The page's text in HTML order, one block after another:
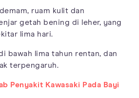
ruam kulit dan
getah bening di leher, yang
lima hari.
bawah lima tahun rentan, dan
terpengaruh.
Penyakit Kawasaki Pada Bayi